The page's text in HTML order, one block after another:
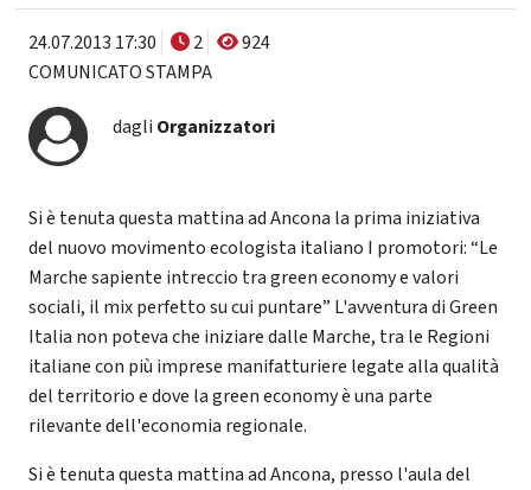
24.07.2013 17:30 2
924
COMUNICATO STAMPA
dagli Organizzatori
Si è tenuta questa mattina ad Ancona la prima iniziativa
del nuovo movimento ecologista italiano I promotori: “Le
Marche sapiente intreccio tra green economy e valori
sociali, il mix perfetto su cui puntare” L'avventura di Green
Italia non poteva che iniziare dalle Marche, tra le Regioni
italiane con più imprese manifatturiere legate alla qualità
del territorio e dove la green economy è una parte
rilevante dell'economia regionale.
Si è tenuta questa mattina ad Ancona, presso l'aula del